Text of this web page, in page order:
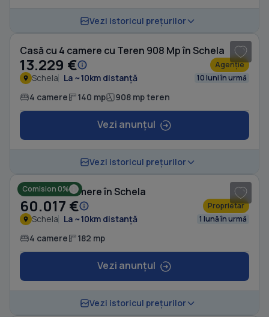
Vezi istoricul prețurilor
Casă cu 4 camere cu Teren 908 Mp în Schela
13.229 € Agenție
Schela La ~10km distanță 10 luni în urmă
4 camere 140 mp 908 mp teren
Vezi anunțul
Vezi istoricul prețurilor
Comision 0%
Casă cu 4 camere în Schela
60.017 € Proprietar
Schela La ~10km distanță 1 lună în urmă
4 camere 182 mp
Vezi anunțul
Vezi istoricul prețurilor